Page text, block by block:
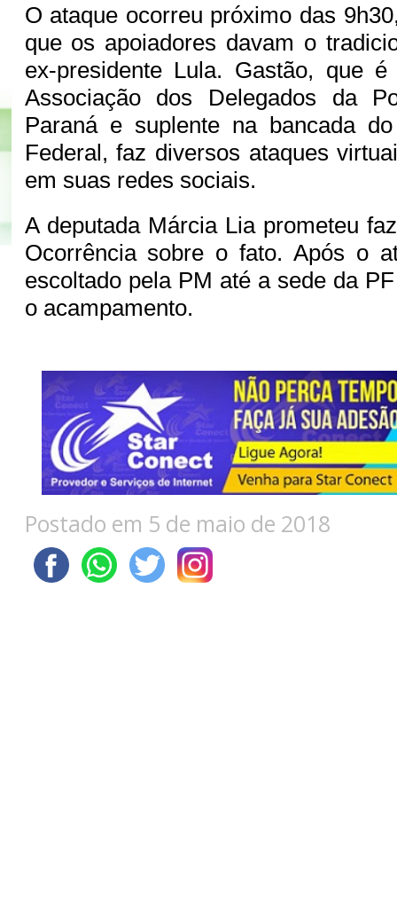
O ataque ocorreu próximo das
que os apoiadores davam o
ex-presidente Lula. Gastão, que
Associação dos Delegados da
Paraná e suplente na bancada
Federal, faz diversos ataques
em suas redes sociais.
A deputada Márcia Lia prometeu
Ocorrência sobre o fato. Após o
escoltado pela PM até a sede da
o acampamento.
Postado em 5 de maio de 2018